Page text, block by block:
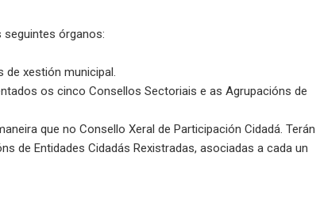
seguintes órganos:
xestión municipal.
os cinco Consellos Sectoriais e as Agrupacións de
que no Consello Xeral de Participación Cidadá. Terán
de Entidades Cidadás Rexistradas, asociadas a cada un